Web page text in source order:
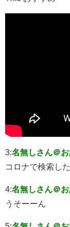
3:名無しさん＠
コロナで検索し
4:名無しさん＠
うそーーん